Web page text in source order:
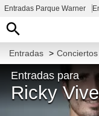
Entradas Parque Warner
Entradas > Conciertos
Entradas para
Ricky